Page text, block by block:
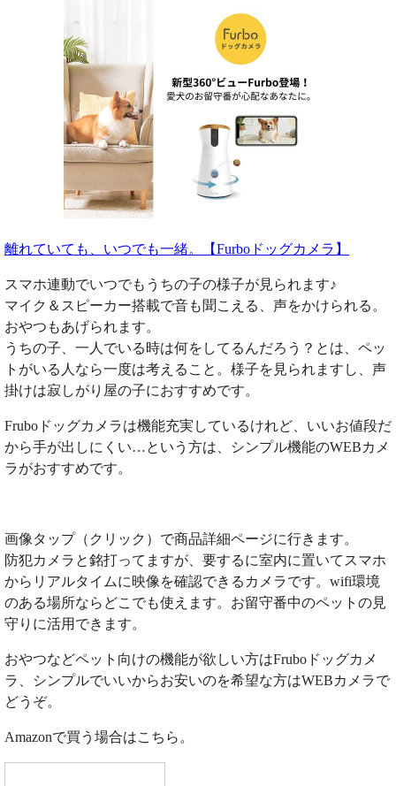
離れていても、いつでも一緒。【Furboドッグカメラ】
スマホ連動でいつでもうちの子の様子が見られます♪
マイク＆スピーカー搭載で音も聞こえる、声をかけられる。
おやつもあげられます。
うちの子、一人でいる時は何をしてるんだろう？とは、ペッ
トがいる人なら一度は考えること。様子を見られますし、声
掛けは寂しがり屋の子におすすめです。
Fruboドッグカメラは機能充実しているけれど、いいお値段だ
から手が出しにくい…という方は、シンプル機能のWEBカメ
ラがおすすめです。
画像タップ（クリック）で商品詳細ページに行きます。
防犯カメラと銘打ってますが、要するに室内に置いてスマホ
からリアルタイムに映像を確認できるカメラです。wifi環境
のある場所ならどこでも使えます。お留守番中のペットの見
守りに活用できます。
おやつなどペット向けの機能が欲しい方はFruboドッグカメ
ラ、シンプルでいいからお安いのを希望な方はWEBカメラで
どうぞ。
Amazonで買う場合はこちら。